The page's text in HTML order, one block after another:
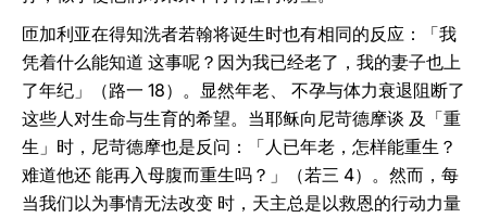
匝加利亚在得知洗者若翰将诞生时也有相同的反应：「我
凭着什么能知道 这事呢？因为我已经老了，我的妻子也上
了年纪」（路一 18）。显然年老、 不孕与体力衰退阻断了
这些人对生命与生育的希望。当耶稣向尼苛德摩谈 及「重
生」时，尼苛德摩也是反问：「人已年老，怎样能重生？
难道他还 能再入母腹而重生吗？」（若三 4）。然而，每
当我们以为事情无法改变 时，天主总是以救恩的行动力量